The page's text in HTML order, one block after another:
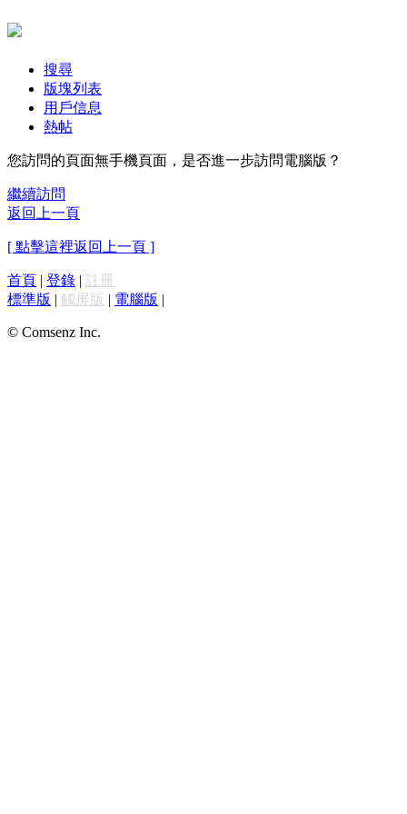
搜尋
版塊列表
用戶信息
熱帖
您訪問的頁面無手機頁面，是否進一步訪問電腦版？
繼續訪問
返回上一頁
[ 點擊這裡返回上一頁 ]
首頁 | 登錄 | 註冊
標準版 | 觸屏版 | 電腦版 |
© Comsenz Inc.